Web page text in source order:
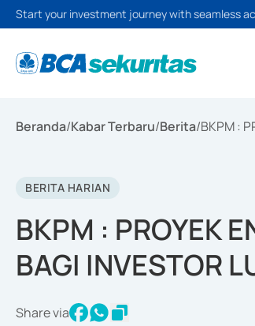
Start your investment journey with seamless
Beranda/Kabar Terbaru/Berita/BKPM :
BERITA HARIAN
BKPM : PROYEK
BAGI INVESTOR
Share via